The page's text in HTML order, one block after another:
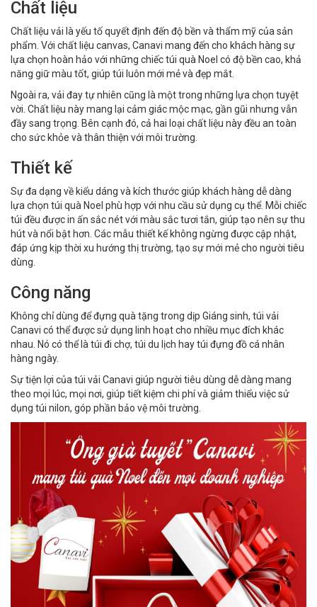
Chất liệu
Chất liệu vải là yếu tố quyết định đến độ bền và thẩm mỹ của sản
phẩm. Với chất liệu canvas, Canavi mang đến cho khách hàng sự
lựa chọn hoàn hảo với những chiếc túi quà Noel có độ bền cao, khả
năng giữ màu tốt, giúp túi luôn mới mẻ và đẹp mắt.
Ngoài ra, vải đay tự nhiên cũng là một trong những lựa chọn tuyệt
vời. Chất liệu này mang lại cảm giác mộc mạc, gần gũi nhưng vẫn
đầy sang trọng. Bên cạnh đó, cả hai loại chất liệu này đều an toàn
cho sức khỏe và thân thiện với môi trường.
Thiết kế
Sự đa dạng về kiểu dáng và kích thước giúp khách hàng dễ dàng
lựa chọn túi quà Noel phù hợp với nhu cầu sử dụng cụ thể. Mỗi chiếc
túi đều được in ấn sắc nét với màu sắc tươi tắn, giúp tạo nên sự thu
hút và nổi bật hơn. Các mẫu thiết kế không ngừng được cập nhật,
đáp ứng kịp thời xu hướng thị trường, tạo sự mới mẻ cho người tiêu
dùng.
Công năng
Không chỉ dùng để đựng quà tặng trong dịp Giáng sinh, túi vải
Canavi có thể được sử dụng linh hoạt cho nhiều mục đích khác
nhau. Nó có thể là túi đi chợ, túi du lịch hay túi đựng đồ cá nhân
hàng ngày.
Sự tiện lợi của túi vải Canavi giúp người tiêu dùng dễ dàng mang
theo mọi lúc, mọi nơi, giúp tiết kiệm chi phí và giảm thiểu việc sử
dụng túi nilon, góp phần bảo vệ môi trường.